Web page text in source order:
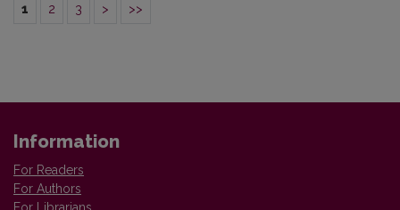
1 2 3 > >>
Information
For Readers
For Authors